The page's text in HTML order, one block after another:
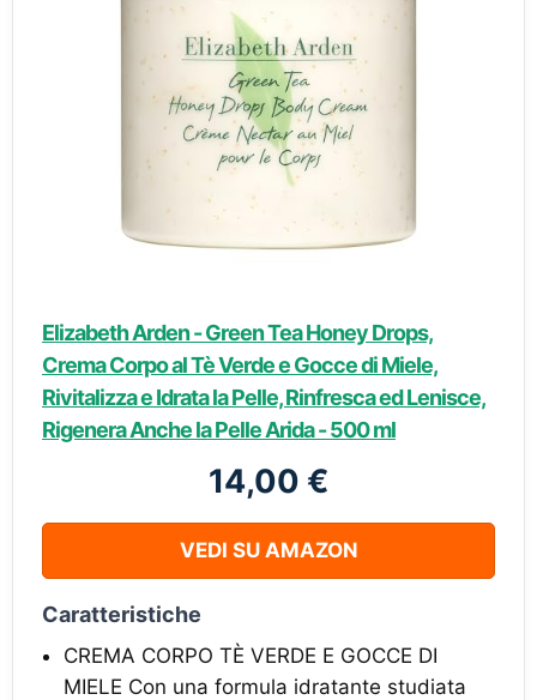
Elizabeth Arden - Green Tea Honey Drops,
Crema Corpo al Tè Verde e Gocce di Miele,
Rivitalizza e Idrata la Pelle, Rinfresca ed Lenisce,
Rigenera Anche la Pelle Arida - 500 ml
14,00 €
VEDI SU AMAZON
Caratteristiche
CREMA CORPO TÈ VERDE E GOCCE DI
MIELE Con una formula idratante studiata